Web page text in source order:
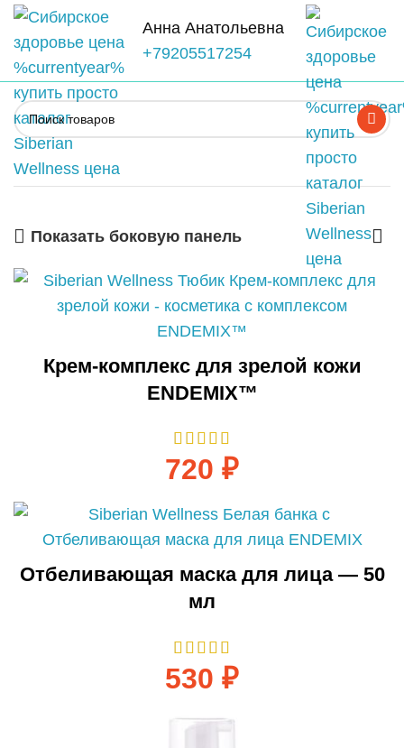
Анна Анатольевна
+79205517254
Показать боковую панель
Крем-комплекс для зрелой кожи
ENDEMIX™
720 ₽
Отбеливающая маска для лица — 50
мл
530 ₽